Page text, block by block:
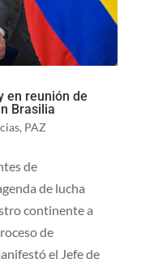
en reunión de
Brasilia
, PAZ
de
de lucha
continente a
de
el Jefe de